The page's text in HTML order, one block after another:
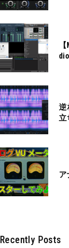
逆
立
ア
Recently Posts